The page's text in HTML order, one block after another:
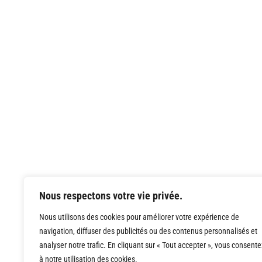
Nous respectons votre vie privée.
Nous utilisons des cookies pour améliorer votre expérience de
navigation, diffuser des publicités ou des contenus personnalisés et
analyser notre trafic. En cliquant sur « Tout accepter », vous
à notre utilisation des cookies.